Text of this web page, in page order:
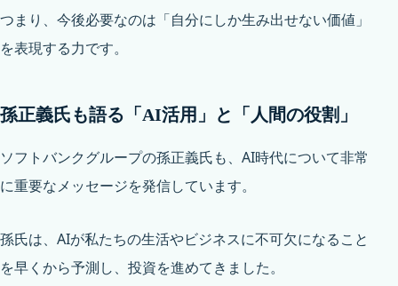
つまり、今後必要なのは「自分にしか生み出せない価値」
を表現する力です。
孫正義氏も語る「AI活用」と「人間の役割」
ソフトバンクグループの孫正義氏も、AI時代について非常
に重要なメッセージを発信しています。
孫氏は、AIが私たちの生活やビジネスに不可欠になること
を早くから予測し、投資を進めてきました。